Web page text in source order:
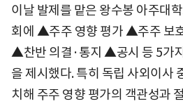
이날 발제를 맡은 왕수봉 아주대
회에 ▲주주 영향 평가 ▲주주 보
▲찬반 의결·통지 ▲공시 등 5가
을 제시했다. 특히 독립 사외이사
치해 주주 영향 평가의 객관성과